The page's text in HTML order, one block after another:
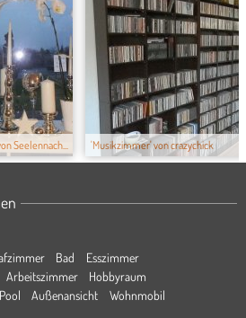
Seelennach... 'Musikzimmer' von crazychick
Bad
Esszimmer
Arbeitszimmer
Hobbyraum
Pool Außenansicht Wohnmobil